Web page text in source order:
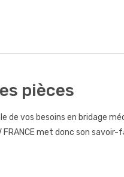
pièces
de vos besoins en bridage
met donc son